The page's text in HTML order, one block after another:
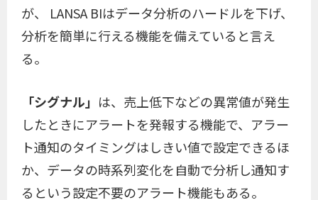
が、 LANSA BIはデータ分析のハードルを下げ、
分析を簡単に行える機能を備えていると言え
る。
「シグナル」 は、売上低下などの異常値が発生
したときにアラートを発報する機能で、アラー
ト通知のタイミングはしきい値で設定できるほ
か、データの時系列変化を自動で分析し通知す
るという設定不要のアラート機能もある。